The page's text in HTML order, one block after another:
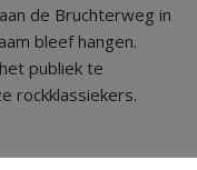
de Bruchterweg in
bleef hangen.
publiek te
rockklassiekers.